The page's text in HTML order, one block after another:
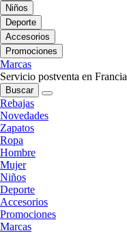
Niños
Deporte
Accesorios
Promociones
Marcas
Servicio postventa en Francia
Buscar
Rebajas
Novedades
Zapatos
Ropa
Hombre
Mujer
Niños
Deporte
Accesorios
Promociones
Marcas